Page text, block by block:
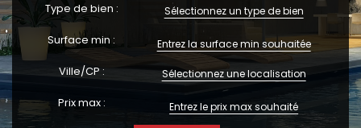
FAIRE GÉRER
Garantie Loyers impayés
Assurances
SYNDIC
Type de bien : Sélectionnez un type de bien
Surface min :
Ville/CP : Sélectionnez une localisation
Prix max :